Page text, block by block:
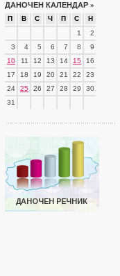
ДАНОЧЕН КАЛЕНДАР »
П В С Ч П С
Н
1
2
3
4 5 6 7 8
9
10
11 12 13 14 15
16
17
18 19 20 21 22
23
24
25 26 27 28 29
30
31